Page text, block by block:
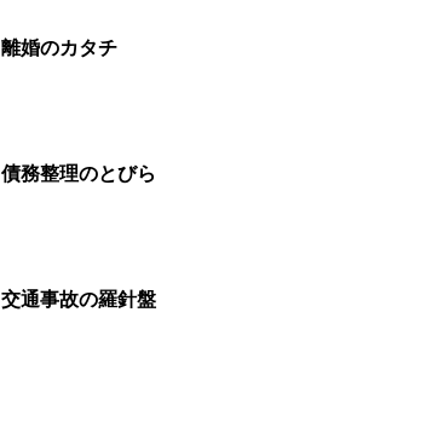
離婚のカタチ
債務整理のとびら
交通事故の羅針盤